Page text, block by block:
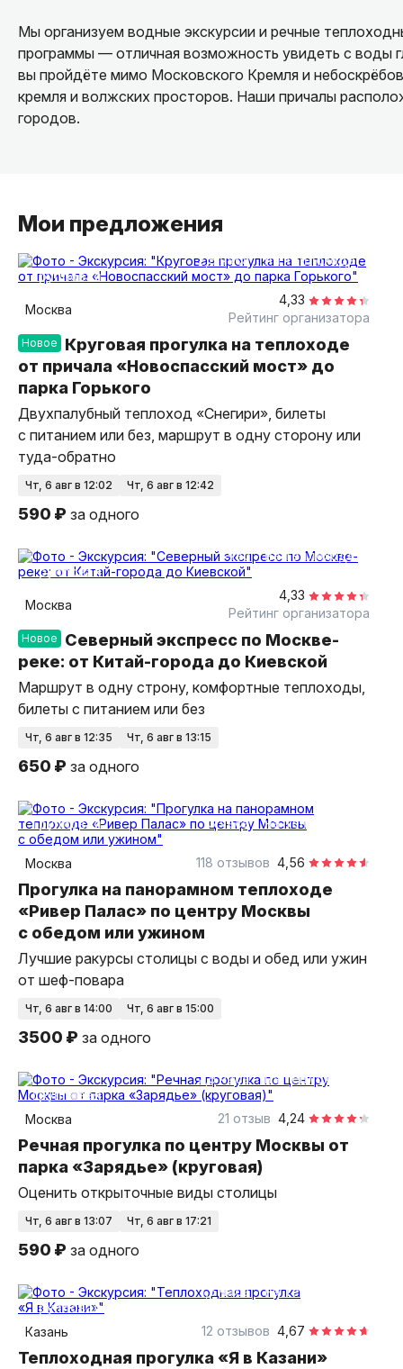
Мы организуем водные экскурсии и речные
программы — отличная возможность увидеть с воды
вы пройдёте мимо Московского Кремля и
кремля и волжских просторов. Наши причалы
городов.
Мои предложения
2,5 часа
на теплоходе
групповая
Москва
4,33
Рейтинг организатора
Новое
Круговая прогулка на теплоходе
от причала «Новоспасский мост» до
парка Горького
Двухпалубный теплоход «Снегири», билеты
с питанием или без, маршрут в одну сторону или
туда-обратно
чт, 6 авг в 12:02 чт, 6 авг в 12:42
590 ₽ за одного
1 час
на теплоходе
групповая
Москва
4,33
Рейтинг организатора
Новое
Северный экспресс по Москве-
реке: от Китай-города до Киевской
Маршрут в одну строну, комфортные теплоходы,
билеты с питанием или без
чт, 6 авг в 12:35 чт, 6 авг в 13:15
650 ₽ за одного
3 часа на теплоходе
групповая
Москва 4,56
118 отзывов
Прогулка на панорамном теплоходе
«Ривер Палас» по центру Москвы
с обедом или ужином
Лучшие ракурсы столицы с воды и обед или ужин
от шеф-повара
чт, 6 авг в 14:00 чт, 6 авг в 15:00
3500 ₽ за одного
2,5 часа
на теплоходе
групповая
Москва
4,24
21 отзыв
Речная прогулка по центру Москвы от
парка «Зарядье» (круговая)
Оценить открыточные виды столицы
чт, 6 авг в 13:07 чт, 6 авг в 17:21
590 ₽ за одного
1,5 часа
на теплоходе
групповая
Казань
4,67
12 отзывов
Теплоходная прогулка «Я в Казани»